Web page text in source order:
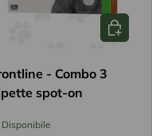
- Combo 3
spot-on
Disponibile
Scegli